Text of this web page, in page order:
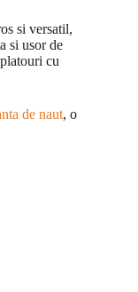
si versatil,
si usor de
cu
de naut, o